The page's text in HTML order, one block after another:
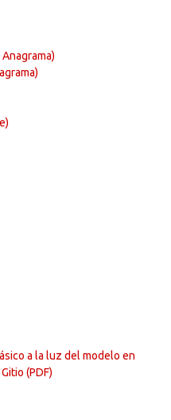
a la luz del modelo en
(PDF)